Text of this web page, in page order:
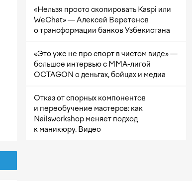
«Нельзя просто скопировать Kaspi или
WeChat» — Алексей Веретенов
о трансформации банков Узбекистана
«Это уже не про спорт в чистом виде» —
большое интервью с ММА-лигой
OCTAGON о деньгах, бойцах и медиа
Отказ от спорных компонентов
и переобучение мастеров: как
Nailsworkshop меняет подход
к маникюру. Видео